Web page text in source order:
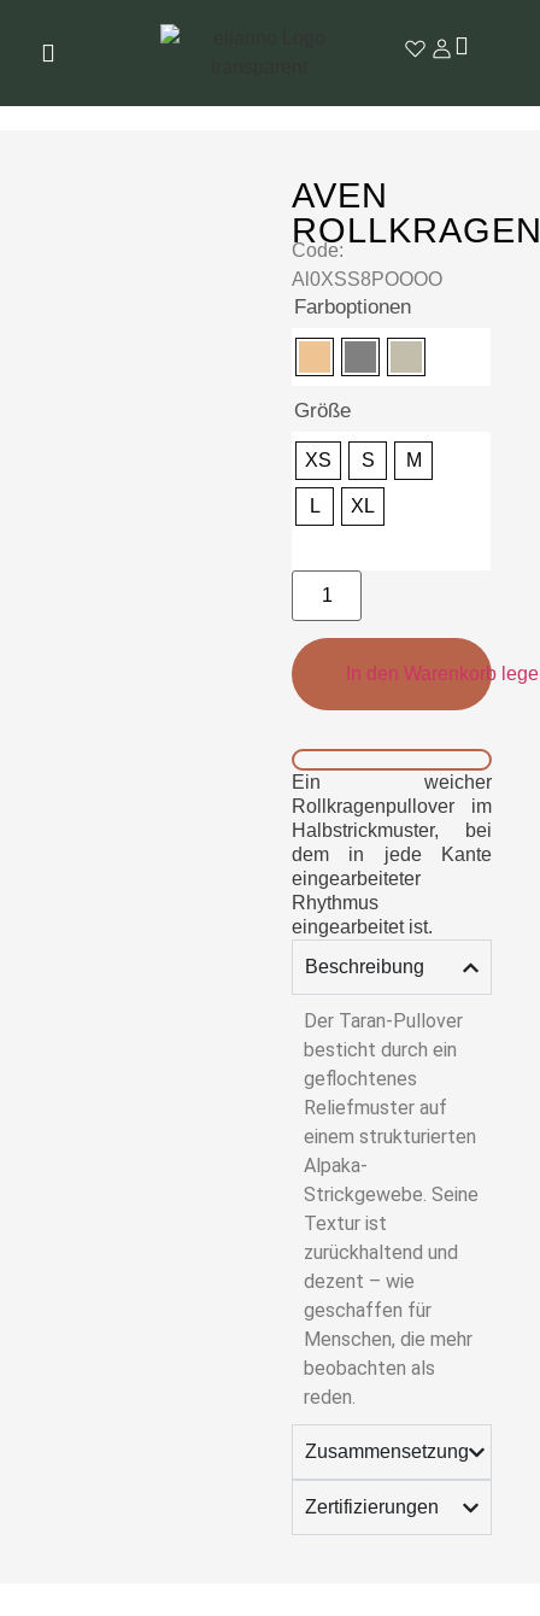
AVEN
Code:
Al0XSS8POOOO
Farboptionen
Größe
XS S M
L XL
In den Warenkorb
Ein weicher
Rollkragenpullover im
Halbstrickmuster, bei
dem in jede Kante
eingearbeiteter
Rhythmus
eingearbeitet ist.
Beschreibung
Der Taran-Pullover
besticht durch ein
geflochtenes
Reliefmuster auf
einem strukturierten
Alpaka-
Strickgewebe. Seine
Textur ist
zurückhaltend und
dezent – ​​wie
geschaffen für
Menschen, die mehr
beobachten als
reden.
Zusammensetzung
Zertifizierungen